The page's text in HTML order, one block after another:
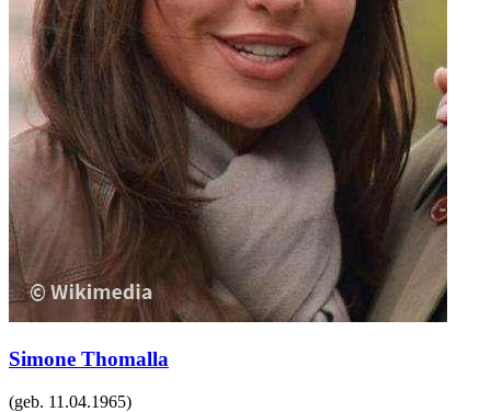
Simone Thomalla
(geb. 11.04.1965)